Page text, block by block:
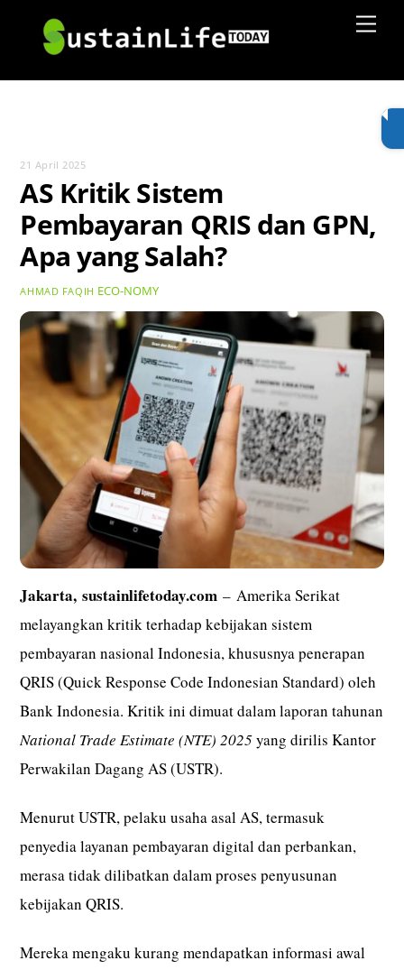
content
21 April 2025
AS Kritik Sistem
Pembayaran QRIS dan GPN,
Apa yang Salah?
AHMAD FAQIH ECO-NOMY
Jakarta,sustainlifetoday.com – Amerika Serikat
melayangkan kritik terhadap kebijakan sistem
pembayaran nasional Indonesia, khususnya penerapan
QRIS (Quick Response Code Indonesian Standard) oleh
Bank Indonesia. Kritik ini dimuat dalam laporan tahunan
National Trade Estimate (NTE) 2025yang dirilis Kantor
Perwakilan Dagang AS (USTR).
Menurut USTR, pelaku usaha asal AS, termasuk
penyedia layanan pembayaran digital dan perbankan,
merasa tidak dilibatkan dalam proses penyusunan
kebijakan QRIS.
Mereka mengaku kurang mendapatkan informasi awal